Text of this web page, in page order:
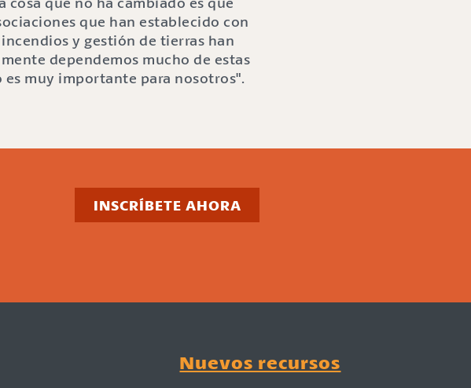
que han establecido con
y gestión de tierras han
dependemos mucho de estas
es muy importante para nosotros".
INSCRÍBETE AHORA
Nuevos recursos